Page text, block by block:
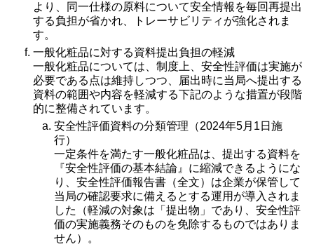
より、同一仕様の原料について安全情報を毎回再提出
する負担が省かれ、トレーサビリティが強化されま
す。
一般化粧品に対する資料提出負担の軽減
一般化粧品については、制度上、安全性評価は実施が
必要である点は維持しつつ、届出時に当局へ提出する
資料の範囲や内容を軽減する下記のような措置が段階
的に整備されています。
安全性評価資料の分類管理（2024年5月1日施
行）
一定条件を満たす一般化粧品は、提出する資料を
『安全性評価の基本結論』に縮減できるようにな
り、安全性評価報告書（全文）は企業が保管して
当局の確認要求に備えるとする運用が導入されま
した（軽減の対象は「提出物」であり、安全性評
価の実施義務そのものを免除するものではありま
せん）。